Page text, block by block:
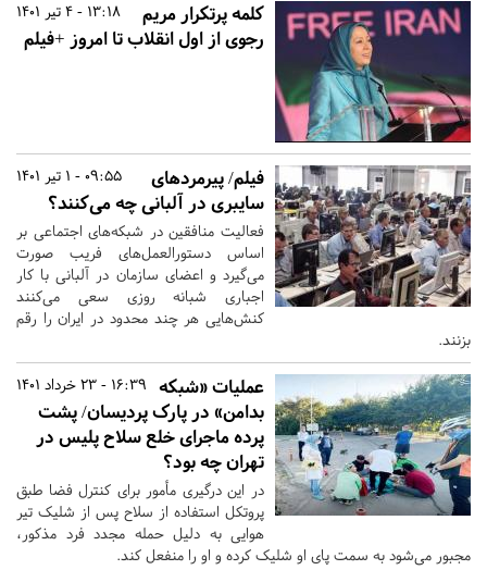
13:18 - 4 تیر 1401
کلمه پرتکرار مریم
رجوی از اول انقلاب تا امروز +فیلم
09:55 - 1 تیر 1401
فیلم/ پیرمردهای
سایبری در آلبانی چه می‌کنند؟
فعالیت منافقین در شبکه‌های اجتماعی بر
اساس دستورالعمل‌های فریب صورت
می‌گیرد و اعضای سازمان در آلبانی با کار
اجباری شبانه روزی سعی می‌کنند
کنش‌هایی هر چند محدود در ایران را رقم
بزنند.
16:39 - 23 خرداد 1401
عملیات «شبکه
بدامن» در پارک پردیسان/ پشت
پرده ماجرای خلع سلاح پلیس در
تهران چه بود؟
در این درگیری مأمور برای کنترل فضا طبق
پروتکل استفاده از سلاح پس از شلیک تیر
هوایی به دلیل حمله مجدد فرد مذکور،
مجبور می‌شود به سمت پای او شلیک کرده و او را منفعل کند.